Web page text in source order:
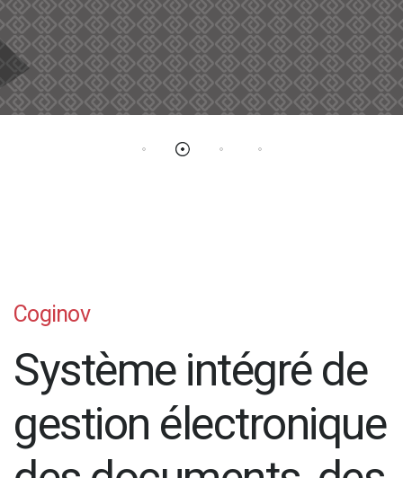
Coginov
Système intégré de
gestion électronique